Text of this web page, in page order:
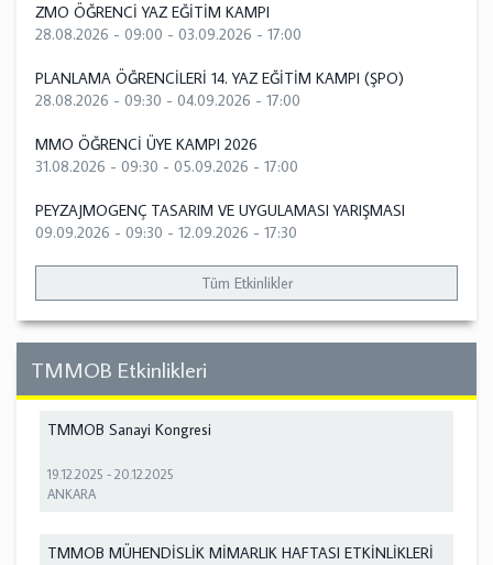
ZMO ÖĞRENCİ YAZ EĞİTİM KAMPI
28.08.2026 - 09:00 - 03.09.2026 - 17:00
PLANLAMA ÖĞRENCİLERİ 14. YAZ EĞİTİM KAMPI (ŞPO)
28.08.2026 - 09:30 - 04.09.2026 - 17:00
MMO ÖĞRENCİ ÜYE KAMPI 2026
31.08.2026 - 09:30 - 05.09.2026 - 17:00
PEYZAJMOGENÇ TASARIM VE UYGULAMASI YARIŞMASI
09.09.2026 - 09:30 - 12.09.2026 - 17:30
Tüm Etkinlikler
TMMOB Etkinlikleri
TMMOB Sanayi Kongresi
19.12.2025 -20.12.2025
ANKARA
TMMOB MÜHENDİSLİK MİMARLIK HAFTASI ETKİNLİKLERİ